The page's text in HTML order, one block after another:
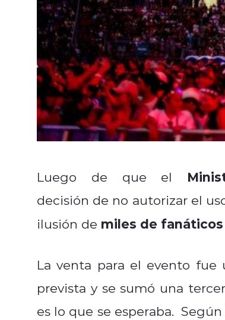
Luego de que el
decisión de no autorizar el
ilusión de miles de
La venta para el evento
prevista y se sumó una
es lo que se esperaba.